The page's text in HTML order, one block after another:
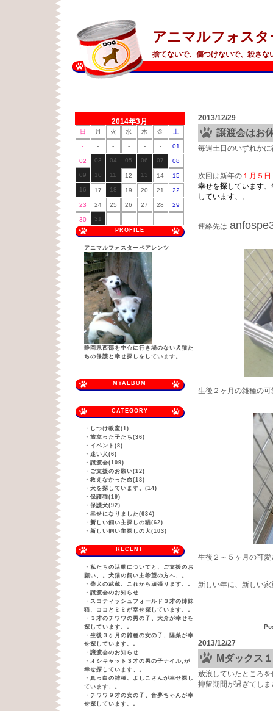
アニマルフォス
捨てないで、傷つけないで、殺さ
2014年3月
日 月 火 水 木 金 土
- - - - - - 01
02 03 04 05 06 07 08
09 10 11 12 13 14 15
16 17 18 19 20 21 22
23 24 25 26 27 28 29
30 31 - - - - -
PROFILE
アニマルフォスターペアレンツ
静岡県西部を中心に行き場のない犬猫た
ちの保護と幸せ探しをしています。
MYALBUM
CATEGORY
・ しつけ教室(1)
・ 旅立った子たち(36)
・ イベント(8)
・ 迷い犬(6)
・ 譲渡会(109)
・ ご支援のお願い(12)
・ 救えなかった命(18)
・ 犬を探しています。(14)
・ 保護猫(19)
・ 保護犬(92)
・ 幸せになりました(634)
・ 新しい飼い主探しの猫(62)
・ 新しい飼い主探しの犬(103)
RECENT
・ 私たちの活動についてと、ご支援のお
願い、。犬猫の飼い主希望の方へ、。
・ 柴犬の武蔵、これから頑張ります、。
・ 譲渡会のお知らせ
・ スコティッシュフォールド３才の姉妹
猫、ココとミミが幸せ探しています、。
・ ３才のチワワの男の子、大介が幸せを
探しています、。
・ 生後３ヶ月の雑種の女の子、陽菜が幸
せ探しています、。
・ 譲渡会のお知らせ
・ オシキャット３才の男の子ナイル,が
幸せ探しています、。
・ 真っ白の雑種、よしこさんが幸せ探し
ています、。
・ チワワ９才の女の子、音夢ちゃんが幸
せ探しています、。
2013/12/29
譲渡会はお
毎週土日のいずれか
次回は新年の １月５
幸せを探しています
しています、。
連絡先は
生後２ヶ月の雑種の
生後２～５ヶ月の可
新しい年に、新しい
2013/12/27
Mダックス
放浪していたところ
抑留期間が過ぎてし